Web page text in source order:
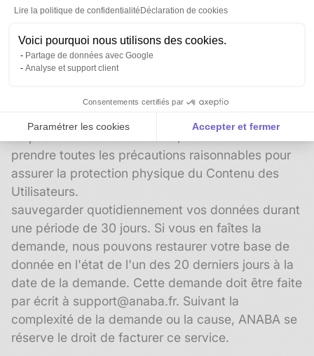
Lire la politique de confidentialité Déclaration de cookies
Voici pourquoi nous utilisons des cookies.
Partage de données avec Google
Analyse et support client
Consentements certifiés par
Paramétrer les cookies Accepter et fermer
Axeptio consent
Plateforme de Gestion du Consentement :
Notre plateforme vous permet d'adapter et de gérer
sécurité et la confidentialité du Contenu pendant
la Durée ;
que la fourniture des Outils (y compris le soutien
prendre toutes les précautions raisonnables pour
assurer la protection physique du Contenu des
Utilisateurs.
sauvegarder quotidiennement vos données durant
une période de 30 jours. Si vous en faîtes la
demande, nous pouvons restaurer votre base de
donnée en l'état de l'un des 20 derniers jours à la
date de la demande. Cette demande doit être faite
par écrit à support@anaba.fr. Suivant la
complexité de la demande ou la cause, ANABA se
réserve le droit de facturer ce service.